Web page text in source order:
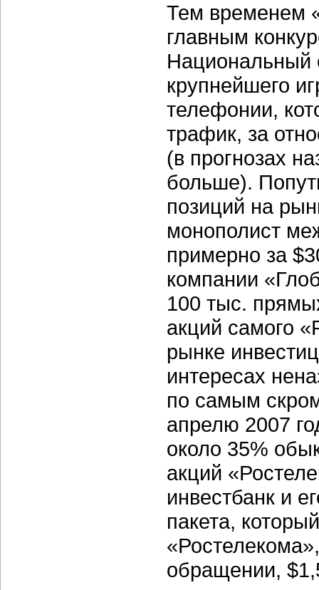
Тем временем
главным
Национальный
крупнейшего
телефонии,
трафик, за
(в прогнозах
больше).
позиций на
монополист
примерно за
компании
100 тыс.
акций самого
рынке
интересах
по самым
апрелю 2007
около 35%
акций
инвестбанк и
пакета,
обращении,